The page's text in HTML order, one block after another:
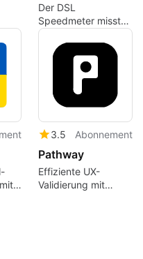
Der DSL
Speedmeter misst
unkompliziert die
Internetgeschwindigkeit
3.5 Abonnement
Pathway
Effiziente UX-
Validierung mit